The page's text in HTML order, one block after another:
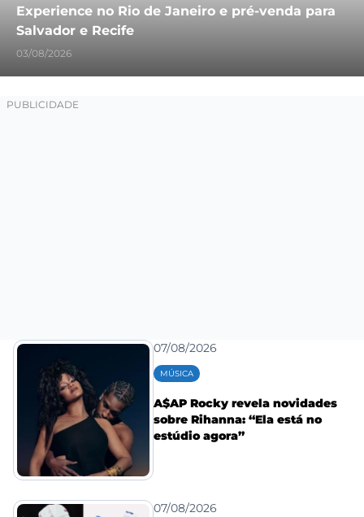
Experience no Rio de Janeiro e pré-venda para
Salvador e Recife
03/08/2026
07/08/2026
MÚSICA
A$AP Rocky revela novidades
sobre Rihanna: “Ela está no
estúdio agora”
07/08/2026